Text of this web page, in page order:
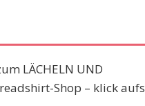
LÄCHELN UND
Shop – klick aufs